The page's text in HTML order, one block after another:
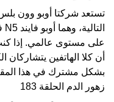
تستعد شركتا أوبو وون بلس
على مستوى عالمي. إذا
أن كلا الهاتفين يتشاركان
بشكل مشترك في هذا
زهور الدم الحلقة 183